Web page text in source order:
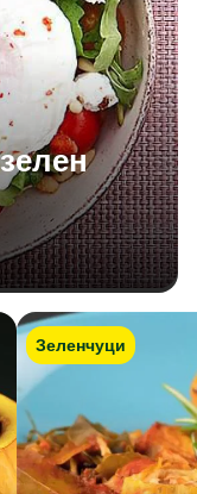
Зеленчуци